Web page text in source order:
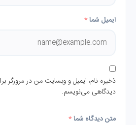
ایمیل شما*
ذخیره نام، ایمیل و وبسایت من در مرورگر
دیدگاهی می‌نویسم.
متن دیدگاه شما*